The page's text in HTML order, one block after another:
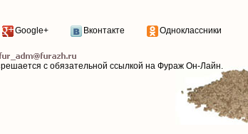
Google+ Вконтакте Одноклассники
с обязательной ссылкой на Фураж Он-Лайн.